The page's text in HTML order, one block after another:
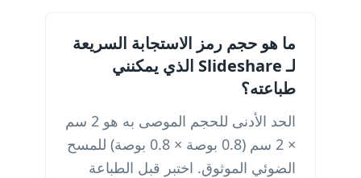
ما هو حجم رمز الاستجابة السريعة
لـ Slideshare الذي يمكنني
طباعته؟
الحد الأدنى للحجم الموصى به هو 2 سم
× 2 سم (0.8 بوصة × 0.8 بوصة) للمسح
الضوئي الموثوق. اختبر قبل الطباعة